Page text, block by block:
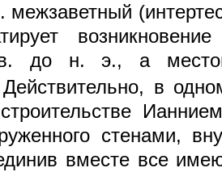
межзаветный
до н. э., а местом
в
стенами,
вместе все